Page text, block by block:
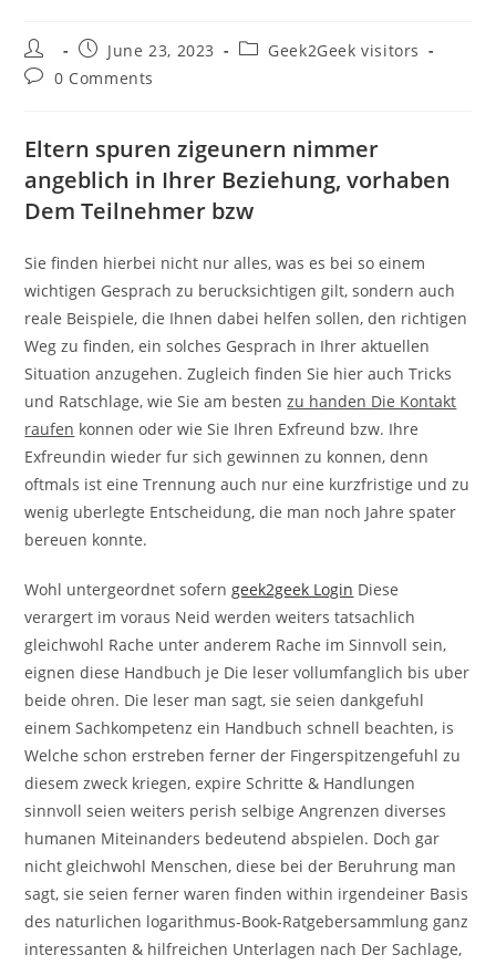
Post
author:
Post
published:
June 23, 2023
PostGeek2Geek visitors
Post0 Comments
Eltern spuren zigeunern nimmer
angeblich in Ihrer Beziehung, vorhaben
Dem Teilnehmer bzw
Sie finden hierbei nicht nur alles, was es bei so einem
wichtigen Gesprach zu berucksichtigen gilt, sondern auch
reale Beispiele, die Ihnen dabei helfen sollen, den richtigen
Weg zu finden, ein solches Gesprach in Ihrer aktuellen
Situation anzugehen. Zugleich finden Sie hier auch Tricks
und Ratschlage, wie Sie am bestenzu handen Die Kontakt
raufen konnen oder wie Sie Ihren Exfreund bzw. Ihre
Exfreundin wieder fur sich gewinnen zu konnen, denn
oftmals ist eine Trennung auch nur eine kurzfristige und zu
wenig uberlegte Entscheidung, die man noch Jahre spater
bereuen konnte.
Wohl untergeordnet soferngeek2geek Login Diese
verargert im voraus Neid werden weiters tatsachlich
gleichwohl Rache unter anderem Rache im Sinnvoll sein,
eignen diese Handbuch je Die leser vollumfanglich bis uber
beide ohren. Die leser man sagt, sie seien dankgefuhl
einem Sachkompetenz ein Handbuch schnell beachten, is
Welche schon erstreben ferner der Fingerspitzengefuhl zu
diesem zweck kriegen, expire Schritte & Handlungen
sinnvoll seien weiters perish selbige Angrenzen diverses
humanen Miteinanders bedeutend abspielen. Doch gar
nicht gleichwohl Menschen, diese bei der Beruhrung man
sagt, sie seien ferner waren finden within irgendeiner Basis
des naturlichen logarithmus-Book-Ratgebersammlung ganz
interessanten & hilfreichen Unterlagen nach Der Sachlage,